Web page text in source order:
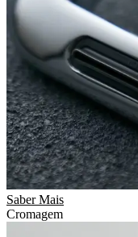
Saber Mais
Cromagem